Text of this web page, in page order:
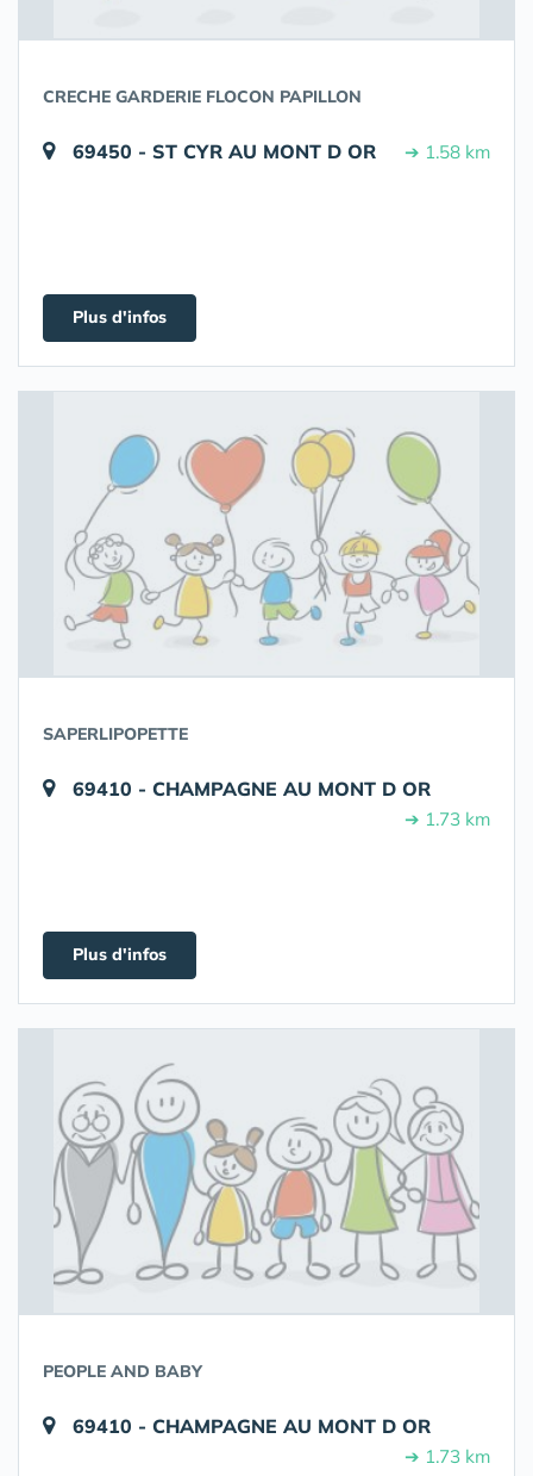
CRECHE GARDERIE FLOCON PAPILLON
69450 - ST CYR AU MONT D OR ➔ 1.58 km
Plus d'infos
SAPERLIPOPETTE
69410 - CHAMPAGNE AU MONT D OR
➔ 1.73 km
Plus d'infos
PEOPLE AND BABY
69410 - CHAMPAGNE AU MONT D OR
➔ 1.73 km